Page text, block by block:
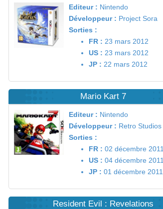
Editeur : Nintendo
Développeur : Project Sora
Sorties :
FR : 23 mars 2012
US : 23 mars 2012
JP : 22 mars 2012
Mario Kart 7
Editeur : Nintendo
Développeur : Retro Studios
Sorties :
FR : 02 décembre 2011
US : 04 décembre 2011
JP : 01 décembre 2011
Resident Evil : Revelations